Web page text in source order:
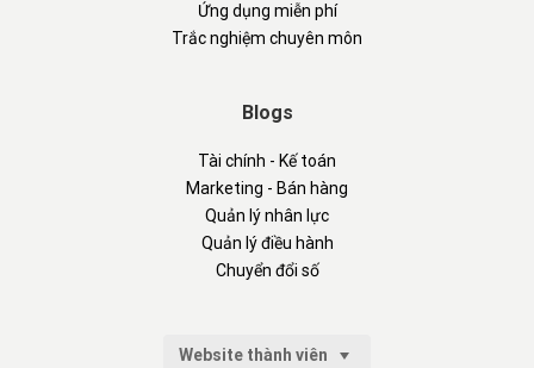
Ứng dụng miễn phí
Trắc nghiệm chuyên môn
Blogs
Tài chính - Kế toán
Marketing - Bán hàng
Quản lý nhân lực
Quản lý điều hành
Chuyển đổi số
Website thành viên